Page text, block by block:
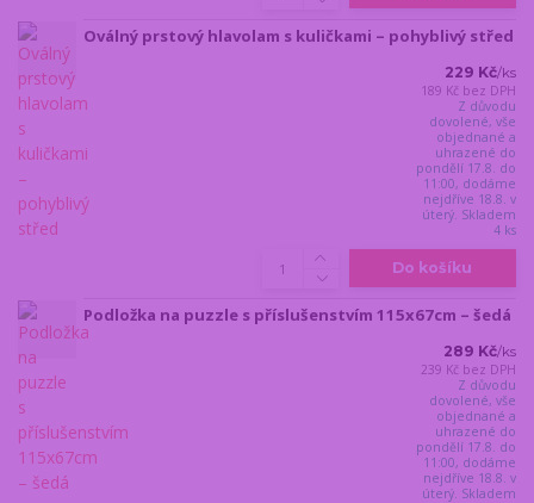
Oválný prstový hlavolam s kuličkami – pohyblivý střed
229 Kč/ks
189 Kč bez DPH
Z důvodu
dovolené, vše
objednané a
uhrazené do
pondělí 17.8. do
11:00, dodáme
nejdříve 18.8. v
úterý. Skladem
4 ks
Do košíku
Podložka na puzzle s příslušenstvím 115x67cm – šedá
289 Kč/ks
239 Kč bez DPH
Z důvodu
dovolené, vše
objednané a
uhrazené do
pondělí 17.8. do
11:00, dodáme
nejdříve 18.8. v
úterý. Skladem